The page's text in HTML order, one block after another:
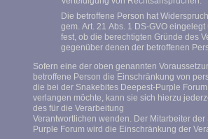
Die betroffene Person hat
gem. Art. 21 Abs. 1 DS-GVO
fest, ob die berechtigten Gründe des
gegenüber denen der betroffenen
Sofern eine der oben genannten
betroffene Person die Einschränkung von
die bei der Snakebites Deepest-Purple
verlangen möchte, kann sie sich hierzu
des für die Verarbeitung
Verantwortlichen wenden. Der Mitarbeiter
Purple Forum wird die Einschränkung der